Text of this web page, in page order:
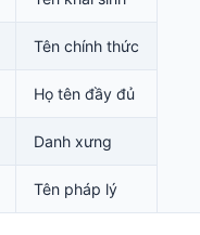
Tên chính thức
Họ tên đầy đủ
Danh xưng
Tên pháp lý